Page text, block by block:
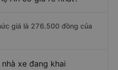
giá là 276.500 đồng của
xe đang khai